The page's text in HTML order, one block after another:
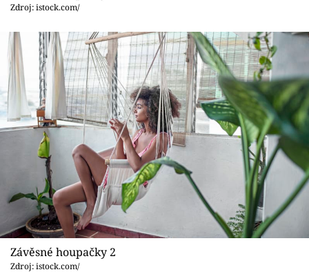
Přihlášení
Sledujte nás
Zdroj: istock.com/
Závěsné houpačky 2
Zdroj: istock.com/